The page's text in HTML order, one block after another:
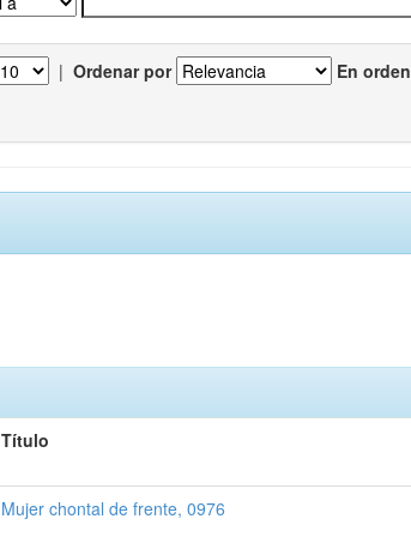
| Ordenar por En orden
Título
Mujer chontal de frente, 0976